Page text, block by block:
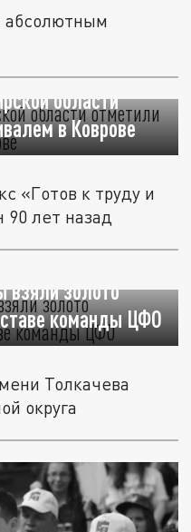
абсолютным
области
в Коврове
«Готов к труду и
лет назад
взяли золото
команды ЦФО
Толкачева
округа